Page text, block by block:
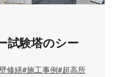
試験塔のシー
修繕#施工事例#超高所